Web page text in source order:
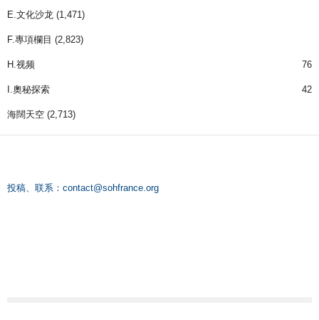
E.文化沙龙 (1,471)
F.專項欄目 (2,823)
H.视频 76
I.奧秘探索 42
海闊天空 (2,713)
投稿、联系： contact@sohfrance.org